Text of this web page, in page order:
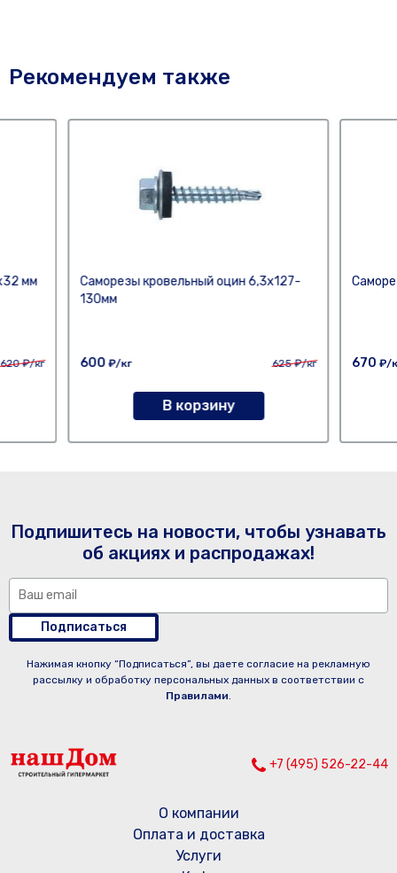
Рекомендуем также
мм
620₽/кг
Саморезы кровельный оцин 6,3х127-
130мм
600 ₽/кг 625₽/кг
В корзину
670 ₽/
Подпишитесь на новости, чтобы узнавать
об акциях и распродажах!
Подписаться
Нажимая кнопку “Подписаться”, вы даете согласие на рекламную
рассылку и обработку персональных данных в соответствии с
Правилами.
+7 (495) 526-22-44
О компании
Оплата и доставка
Услуги